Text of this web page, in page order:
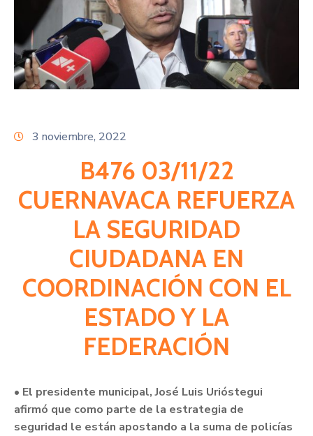
Licitaciones
Transparencia
Directorio
3 noviembre, 2022
B476 03/11/22
CUERNAVACA REFUERZA
LA SEGURIDAD
CIUDADANA EN
COORDINACIÓN CON EL
ESTADO Y LA
FEDERACIÓN
• El presidente municipal, José Luis Urióstegui
afirmó que como parte de la estrategia de
seguridad le están apostando a la suma de policías